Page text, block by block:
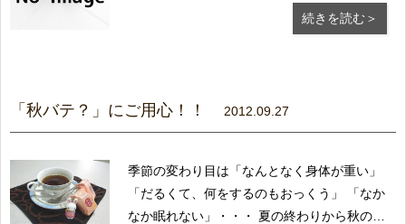
世代によって大きく異なります。 【独身・
結婚期（主に２０代）】 独身時代は、結婚準
宅など...
続きを読む＞
「秋バテ？」にご用心！！ 2012.09.27
季節の変わり目は「なんとなく身体が重い」
「だるくて、何をするのもおっくう」 「なか
なか眠れない」・・・ 夏の終わりから秋の初